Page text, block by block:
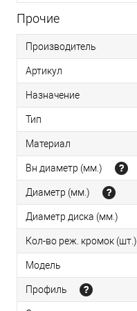
Прочие
Производитель
Артикул
Назначение
Тип
Материал
Вн диаметр (мм.)
Диаметр (мм.)
Диаметр диска (мм.)
Кол-во реж. кромок (шт.)
Модель
Профиль